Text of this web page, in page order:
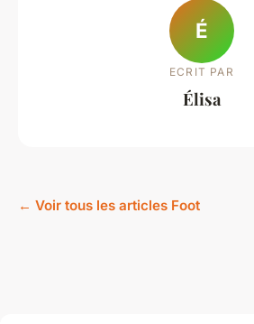
É
ECRIT PAR
Élisa
← Voir tous les articles Foot